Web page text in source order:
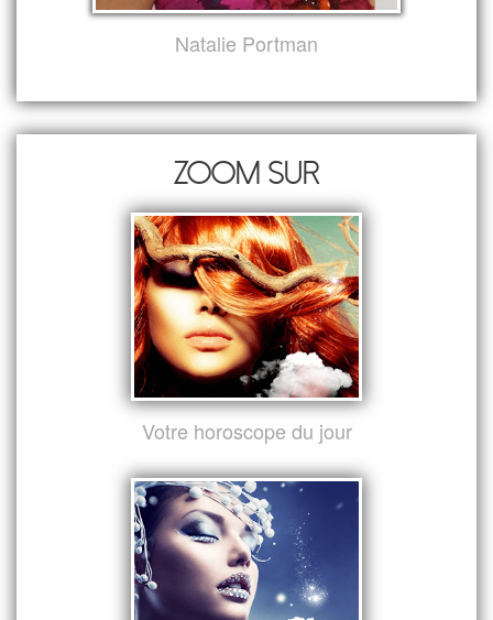
Natalie Portman
Zoom sur
Votre horoscope du jour